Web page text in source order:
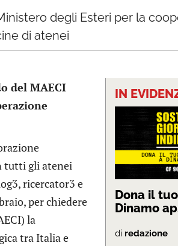
degli Esteri per la
di atenei
del MAECI
tutti gli atenei
ricercator3 e
per chiedere
la
tra Italia e
IN
Dona il
Dinamo
di redazione